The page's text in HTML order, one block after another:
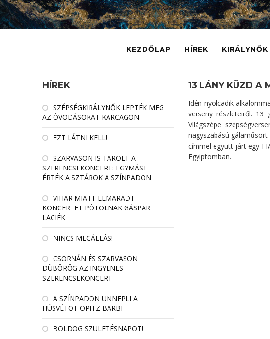
KEZDŐLAP HÍREK
HÍREK
SZÉPSÉGKIRÁLYNŐK LEPTÉK MEG
AZ ÓVODÁSOKAT KARCAGON
EZT LÁTNI KELL!
SZARVASON IS TAROLT A
SZERENCSEKONCERT: EGYMÁST
ÉRTÉK A SZTÁROK A SZÍNPADON
VIHAR MIATT ELMARADT
KONCERTET PÓTOLNAK GÁSPÁR
LACIÉK
NINCS MEGÁLLÁS!
CSORNÁN ÉS SZARVASON
DÜBÖRÖG AZ INGYENES
SZERENCSEKONCERT
A SZÍNPADON ÜNNEPLI A
HÚSVÉTOT OPITZ BARBI
BOLDOG SZÜLETÉSNAPOT!
13 LÁNY KÜZD A
Idén nyolcadik
verseny részleteiről. 13
Világszépe
nagyszabású
címmel együtt járt egy
Egyiptomban.